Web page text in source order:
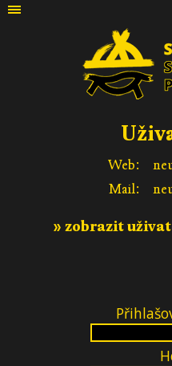
Web:
Mail:
» zobrazit